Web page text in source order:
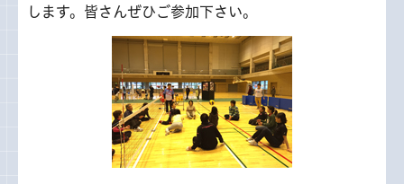
します。皆さんぜひご参加下さい。